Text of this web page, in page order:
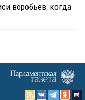
воробьев: когда